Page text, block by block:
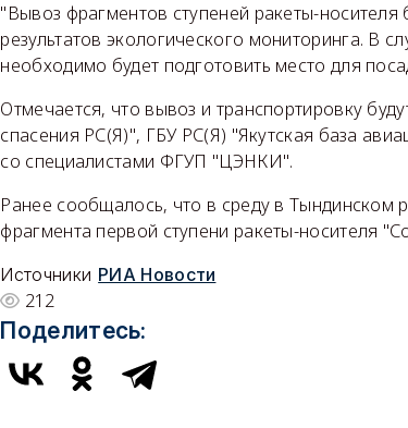
"Вывоз фрагментов ступеней ракеты-носителя
результатов экологического мониторинга. В
необходимо будет подготовить место для
Отмечается, что вывоз и транспортировку
спасения РС(Я)", ГБУ РС(Я) "Якутская база
со специалистами ФГУП "ЦЭНКИ".
Ранее сообщалось, что в среду в Тындинском
фрагмента первой ступени ракеты-носителя
Источники РИА Новости
212
Поделитесь: